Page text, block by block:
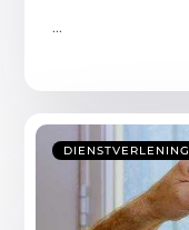
...
DIENSTVERLENING